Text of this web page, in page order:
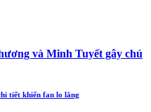
và Minh Tuyết gây chú
tiết khiến fan lo lắng